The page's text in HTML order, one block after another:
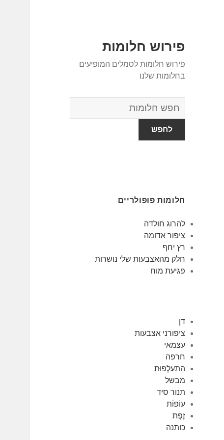
פירוש חלומות
פירוש חלומות לסמלים המופיעים
בחלומות שלנו
מילון
החלומות
חלומות פופולריים
להרוג חולדה
ציפור אדומה
רץ יחף
חלק מהאצבעות שלי נושרות
פגיעת מוח
דן
ציפורני אצבעות
עצמאי
חרפה
הִתעַלְפוּת
מבשל
תנור סיד
עוֹפוֹת
זֶפֶת
כותנה